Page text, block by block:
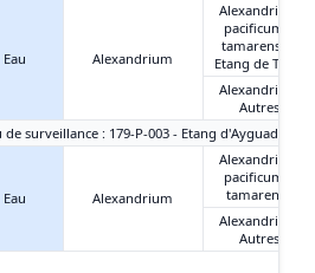
Eau Alexandrium
Alexandrium
pacificum +
tamarense -
Etang de Thau
Alexandrium
Autres
de surveillance : 179-P-003 - Etang d'Ayguades -
Eau Alexandrium
Alexandrium
pacificum +
tamarense
Alexandrium
Autres